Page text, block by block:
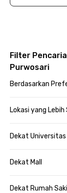
Filter
Purwosari
Berdasarkan
Lokasi yang Lebih
Dekat Universitas
Dekat Mall
Dekat Rumah